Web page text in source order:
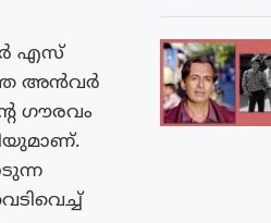
എസ്‌
അൻവർ
ഗൗരവം